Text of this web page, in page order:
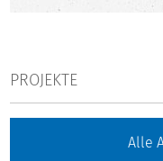
PROJEKTE
Alle